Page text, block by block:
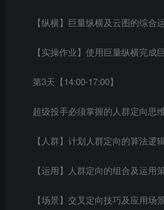
【纵横】巨量纵横及云图的综合
【实操作业】使用巨量纵横完成
第3天【14:00-17:00】
超级投手必须掌握的人群定向思
【人群】计划人群定向的算法逻
【运用】人群定向的组合及运用
【场景】交叉定向技巧及应用场